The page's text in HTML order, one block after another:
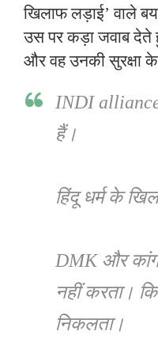
खिलाफ लड़ाई’ वाले
उस पर कड़ा जवाब देते
और वह उनकी सुरक्षा
INDI alliance
हैं।
हिंदू धर्म के
DMK और
नहीं करता।
निकलता।